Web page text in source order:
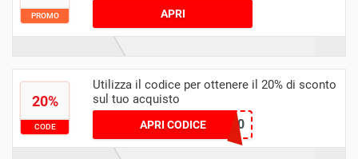
PROMO APRI
20%
CODE
Utilizza il codice per ottenere il 20% di sconto
sul tuo acquisto
APRI CODICEADIDAS20